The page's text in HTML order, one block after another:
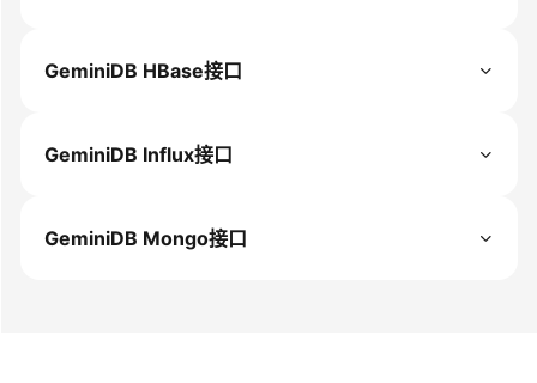
助
多
GeminiDB HBase接口
GeminiDB Influx接口
GeminiDB Mongo接口